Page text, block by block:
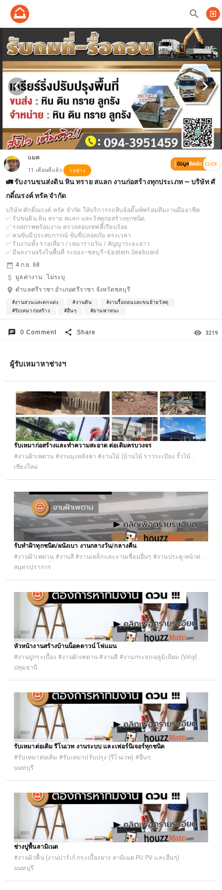
search exit_to_app
แมค
11 เดือนที่แล้ว รอช่าง
🚛 รับงานขนส่งดิน หิน ทราย สแลก งานก่อสร้างทุกประเภท — บริษัท ศั
กดิ์ณรงค์ ทรัค จำกัด
บริษัท ศักดิ์ณรงค์ ทรัค จำกัด ให้บริการรถสิบล้อดั๊มพ์พร้อมทีมงานมืออาชีพ
✅ รับขนดิน หิน ทราย สแลก และวัสดุก่อสร้างทุกชนิด
✅ รถสภาพพร้อมงาน ตรวจสอบเซฟตี้เรียบร้อย
✅ คนขับมีประสบการณ์ ขับขี่ปลอดภัย ตรงเวลา
✅ รับงานทั้ง รายเที่ยว / เหมารายวัน / สัญญาระยะยาว
✅ มีผลงานจริงในพื้นที่ ระยอง–ชลบุรี–Eastern Seaboard
date_range 4 ก.ย. 68
attach_money มูลค่างาน :ไม่ระบุ
location_on ตำบลศรีราชา อำเภอศรีราชา จังหวัดชลบุรี
#งานสวนและตกแต่ง #งานดิน
#งานรื้อถอนและขนย้ายวัสดุ
#รับเหมาก่อสร้าง
#อื่นๆ #ยานพาหนะ
chat 0 Comment share Share remove_red_eye 3219
ผู้รับเหมาหาช่างฯ
รับเหมาก่อสร้างและทำความสะอาด ต่อเติมครบวงจร
#งานฝ้าเพดาน #งานมุงหลังคา #งานไม้ (บ้านไม้ ราวระเบียง รั้วไม้
ระแนงไม้) #งานสวนและตกแต่ง #งานทำความสะอาด #งานซ่อมทั่วไป
เชียงใหม่
รับทำฝ้าทุกชนิด/ผนังเบา งานกลางวัน/กลางคืน
#งานฝ้าเพดาน #งานสี #งานเหล็กและงานเชื่อมอื่นๆ #งานประตู-หน้าต่าง
(ตั้งวงกบ ติดตั้งประตูหน้าต่าง ประตูอัลลอย ประตูรีโมท ประตูอัตโนมัต)
ต่อเติม #รับเหมาปรับปรุง (รีโนเวท) #อื่นๆ #แรงงาน
สมุทรปราการ
หัวหน้างานสร้างบ้านน็อคดาวน์ โฟแมน
#งานปูกระเบื้อง #งานฝ้าเพดาน #งานสี #งานกระจก-อลูมิเนียม (Vinyl
uPVC) #งานมุงหลังคา #งานเหล็กและงานเชื่อมอื่นๆ #ระบบไฟฟ้าทั่วไป
ปทุมธานี
รับเหมาต่อเติม รีโนเวท งานระบบ และเฟอร์นิเจอร์ทุกชนิด
#รับเหมาต่อเติม #รับเหมาปรับปรุง (รีโนเวท) #อื่นๆ
นนทบุรี
ช่างปูพื้นลามิเนต
#งานผิวพื้น (งานปาร์เก้ กระเบื้องยาง ลามิเนต PU PV และอื่นๆ)
นนทบุรี